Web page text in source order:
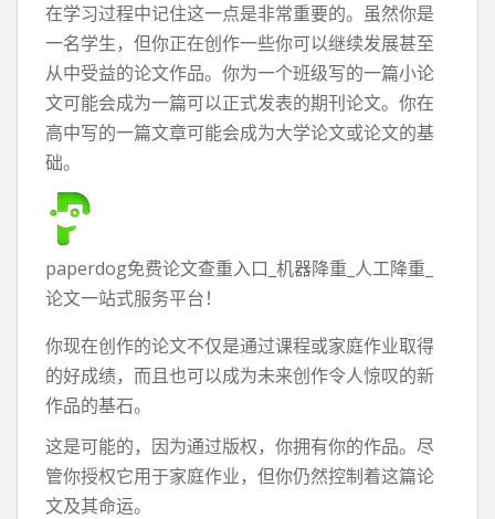
在学习过程中记住这一点是非常重要的。虽然你是
一名学生，但你正在创作一些你可以继续发展甚至
从中受益的论文作品。你为一个班级写的一篇小论
文可能会成为一篇可以正式发表的期刊论文。你在
高中写的一篇文章可能会成为大学论文或论文的基
础。
paperdog免费论文查重入口_机器降重_人工降重_
论文一站式服务平台！
你现在创作的论文不仅是通过课程或家庭作业取得
的好成绩，而且也可以成为未来创作令人惊叹的新
作品的基石。
这是可能的，因为通过版权，你拥有你的作品。尽
管你授权它用于家庭作业，但你仍然控制着这篇论
文及其命运。